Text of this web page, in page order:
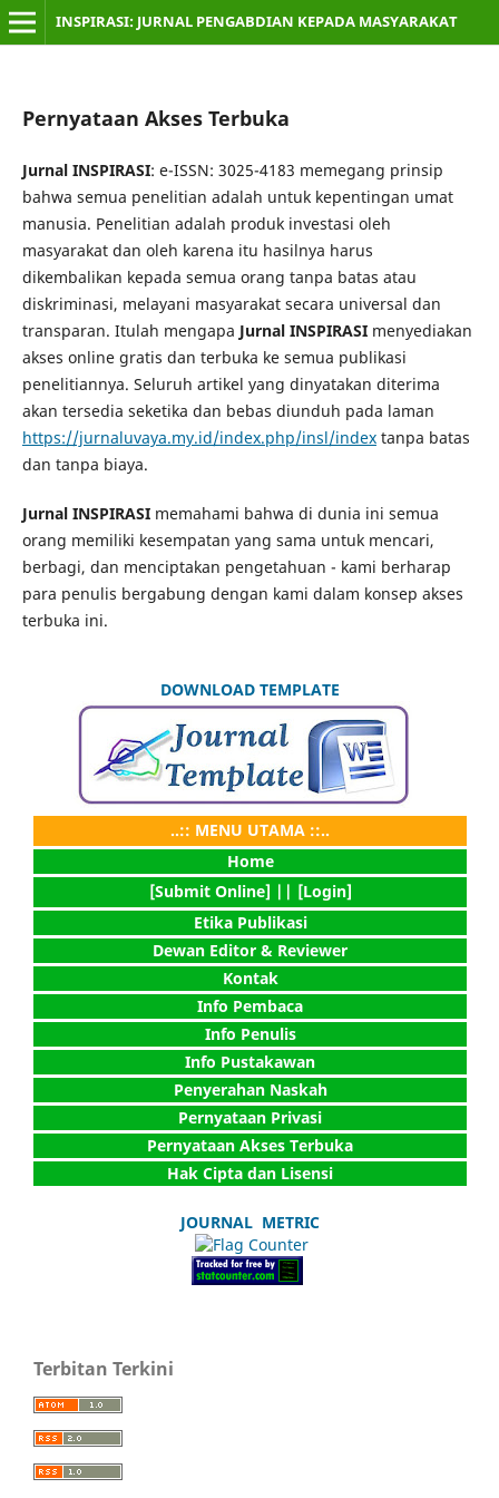
INSPIRASI: JURNAL PENGABDIAN KEPADA MASYARAKAT
Pernyataan Akses Terbuka
Jurnal INSPIRASI: e-ISSN: 3025-4183 memegang prinsip
bahwa semua penelitian adalah untuk kepentingan umat
manusia. Penelitian adalah produk investasi oleh
masyarakat dan oleh karena itu hasilnya harus
dikembalikan kepada semua orang tanpa batas atau
diskriminasi, melayani masyarakat secara universal dan
transparan. Itulah mengapa Jurnal INSPIRASImenyediakan
akses online gratis dan terbuka ke semua publikasi
penelitiannya. Seluruh artikel yang dinyatakan diterima
akan tersedia seketika dan bebas diunduh pada laman
https://jurnaluvaya.my.id/index.php/insl/indextanpa batas
dan tanpa biaya.
Jurnal INSPIRASImemahami bahwa di dunia ini semua
orang memiliki kesempatan yang sama untuk mencari,
berbagi, dan menciptakan pengetahuan - kami berharap
para penulis bergabung dengan kami dalam konsep akses
terbuka ini.
DOWNLOAD TEMPLATE
..:: MENU UTAMA ::..
Home
[Submit Online] | | [Login]
Etika Publikasi
Dewan Editor & Reviewer
Kontak
Info Pembaca
Info Penulis
Info Pustakawan
Penyerahan Naskah
Pernyataan Privasi
Pernyataan Akses Terbuka
Hak Cipta dan Lisensi
JOURNAL METRIC
Terbitan Terkini